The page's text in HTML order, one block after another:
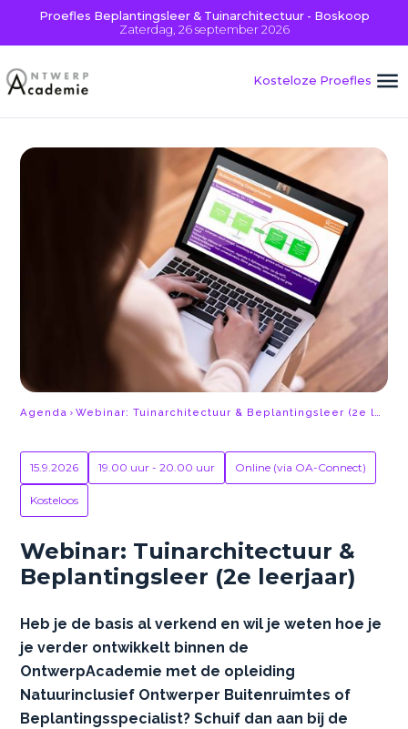
Proefles Beplantingsleer & Tuinarchitectuur - Boskoop
Zaterdag, 26 september 2026
Kosteloze Proefles
Agenda Webinar: Tuinarchitectuur & Beplantingsleer (2e leerjaar)
15.9.2026 19.00 uur - 20.00 uur Online (via OA-Connect)
Kosteloos
Webinar: Tuinarchitectuur &
Beplantingsleer (2e leerjaar)
Heb je de basis al verkend en wil je weten hoe je
je verder ontwikkelt binnen de
OntwerpAcademie met de opleiding
Natuurinclusief Ontwerper Buitenruimtes of
Beplantingsspecialist? Schuif dan aan bij de